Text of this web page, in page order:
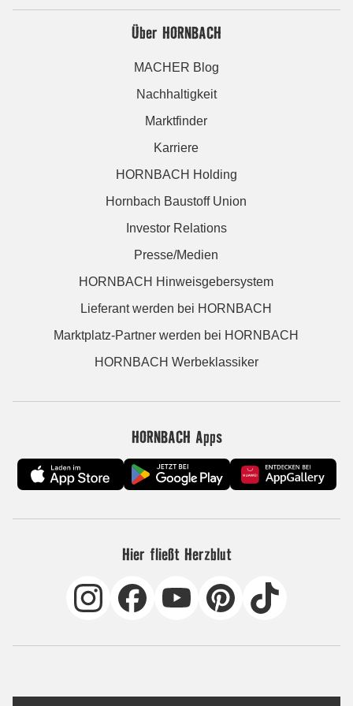
Über HORNBACH
MACHER Blog
Nachhaltigkeit
Marktfinder
Karriere
HORNBACH Holding
Hornbach Baustoff Union
Investor Relations
Presse/Medien
HORNBACH Hinweisgebersystem
Lieferant werden bei HORNBACH
Marktplatz-Partner werden bei HORNBACH
HORNBACH Werbeklassiker
HORNBACH Apps
Hier fließt Herzblut